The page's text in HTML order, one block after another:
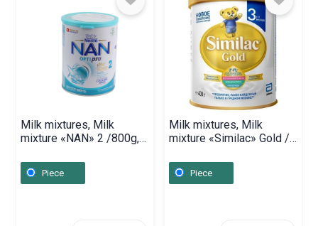
Milk mixtures, Milk
mixture «NAN» 2 /800g,
Piece
Milk mixtures, Milk
mixture «Similac» Gold /
Piece